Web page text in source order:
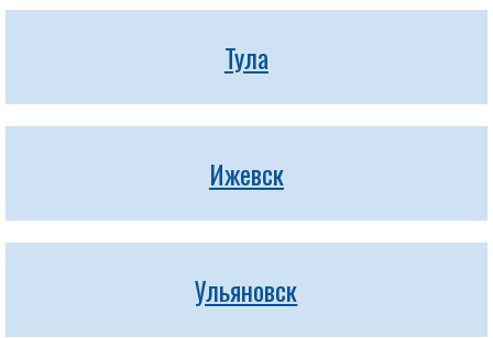
Тула
Ижевск
Ульяновск